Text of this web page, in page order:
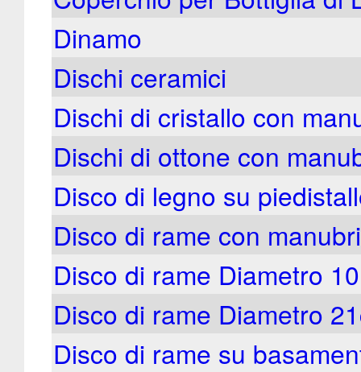
Dinamo
Dischi ceramici
Dischi di cristallo con
Dischi di ottone con
Disco di legno su
Disco di rame con
Disco di rame Diametro
Disco di rame Diametro
Disco di rame su